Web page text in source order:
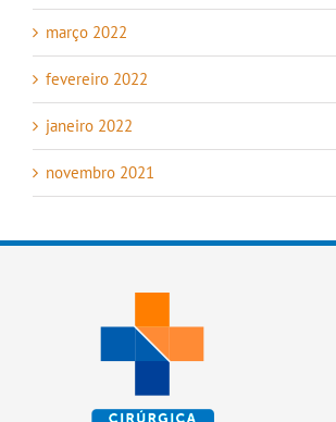
março 2022
fevereiro 2022
janeiro 2022
novembro 2021